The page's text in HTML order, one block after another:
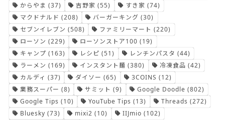
からやま (37) 吉野家 (55) すき家 (74)
マクドナルド (208) バーガーキング (30)
セブンイレブン (508) ファミリーマート (220)
ローソン (229) ローソンストア100 (19)
キャンプ (163) レシピ (51) レンチンパスタ (44)
ラーメン (169) インスタント麺 (380) 冷凍食品 (42)
カルディ (37) ダイソー (65) 3COINS (12)
業務スーパー (8) サミット (9) Google Doodle (802)
Google Tips (10) YouTube Tips (13) Threads (272)
Bluesky (73) mixi2 (10) IIJmio (102)